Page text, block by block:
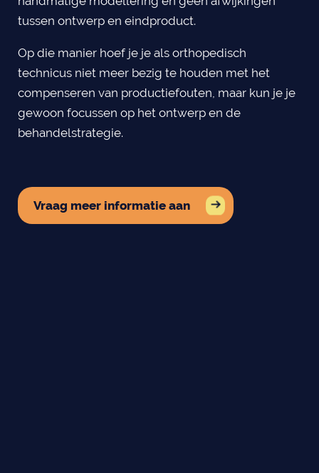
tussen ontwerp en eindproduct.
Op die manier hoef je je als orthopedisch
technicus niet meer bezig te houden met het
compenseren van productiefouten, maar kun je je
gewoon focussen op het ontwerp en de
behandelstrategie.
Vraag meer informatie aan